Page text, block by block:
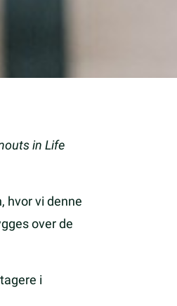
in Life
hvor vi denne
over de
i